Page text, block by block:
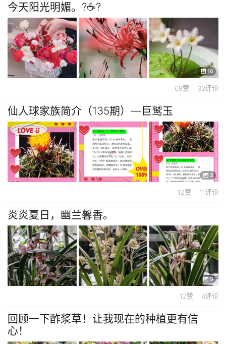
今天阳光明媚。?☕?
16
68赞 33评论
仙人球家族简介（135期）—巨鹫玉
3
12赞 11评论
炎炎夏日，幽兰馨香。
9
12赞 4评论
回顾一下酢浆草！让我现在的种植更有信
心！